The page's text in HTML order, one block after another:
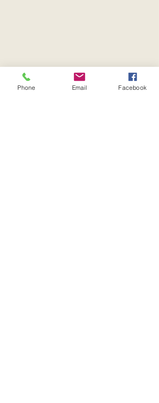
Phone Email Facebook